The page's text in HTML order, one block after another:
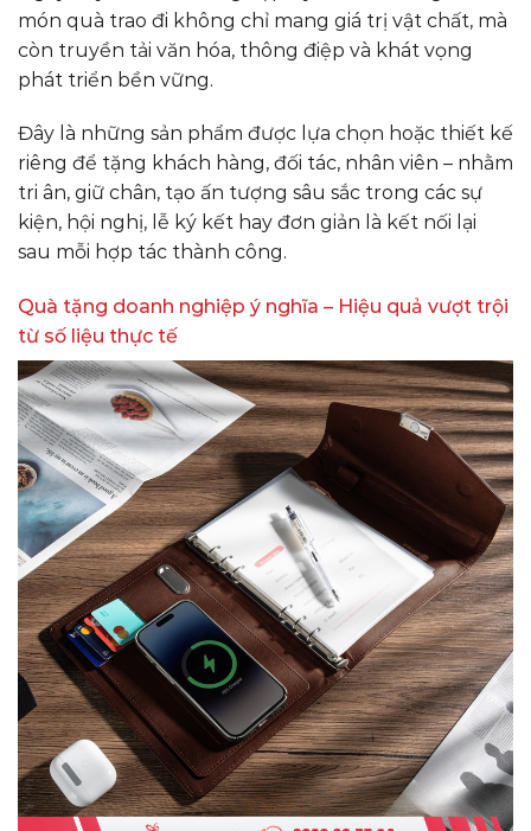
món quà trao đi không chỉ mang giá trị vật chất, mà
còn truyền tải văn hóa, thông điệp và khát vọng
phát triển bền vững.
Đây là những sản phẩm được lựa chọn hoặc thiết kế
riêng để tặng khách hàng, đối tác, nhân viên – nhằm
tri ân, giữ chân, tạo ấn tượng sâu sắc trong các sự
kiện, hội nghị, lễ ký kết hay đơn giản là kết nối lại
sau mỗi hợp tác thành công.
Quà tặng doanh nghiệp ý nghĩa – Hiệu quả vượt trội
từ số liệu thực tế